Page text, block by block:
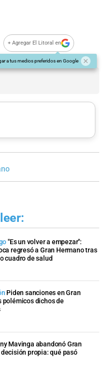
+ Agregar El Litoral en
a tus medios preferidos en Google
"Es un volver a empezar":
regresó a Gran Hermano tras
cuadro de salud
Piden sanciones en Gran
polémicos dichos de
Mavinga abandonó Gran
propia: qué pasó